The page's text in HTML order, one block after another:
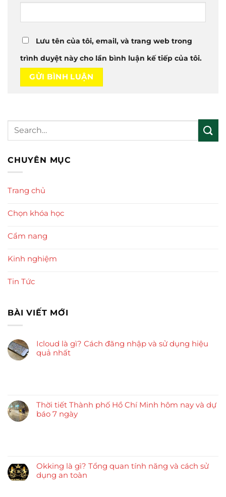
Lưu tên của tôi, email, và trang web trong
trình duyệt này cho lần bình luận kế tiếp của tôi.
CHUYÊN MỤC
Trang chủ
Chọn khóa học
Cẩm nang
Kinh nghiệm
Tin Tức
BÀI VIẾT MỚI
Icloud là gì? Cách đăng nhập và sử dụng hiệu
quả nhất
Thời tiết Thành phố Hồ Chí Minh hôm nay và dự
báo 7 ngày
Okking là gì? Tổng quan tính năng và cách sử
dụng an toàn